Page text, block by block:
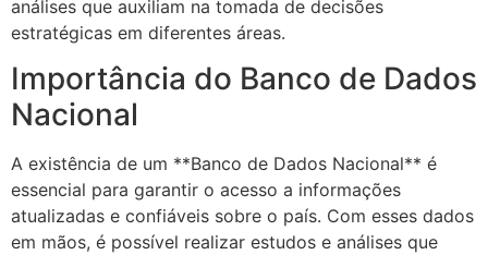
análises que auxiliam na tomada de decisões
estratégicas em diferentes áreas.
Importância do Banco de Dados
Nacional
A existência de um **Banco de Dados Nacional** é
essencial para garantir o acesso a informações
atualizadas e confiáveis sobre o país. Com esses dados
em mãos, é possível realizar estudos e análises que